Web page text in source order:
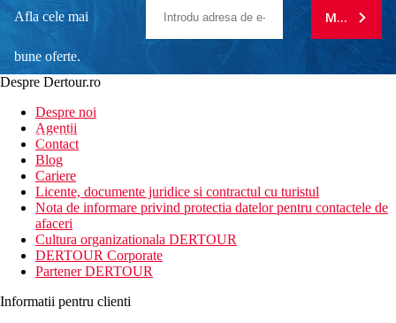
Afla cele mai
bune oferte.
newsletter!
MA
Despre Dertour.ro
Despre noi
Agentii
Contact
Blog
Cariere
Licente, documente juridice si contractul cu turistul
Nota de informare privind protectia datelor pentru contactele de
afaceri
Cultura organizationala DERTOUR
DERTOUR Corporate
Partener DERTOUR
Informatii pentru clienti